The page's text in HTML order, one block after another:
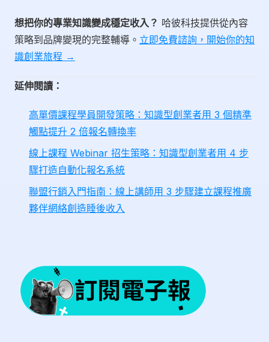
想把你的專業知識變成穩定收入？ 哈彼科技提供從內容
策略到品牌變現的完整輔導。 立即免費諮詢，開始你的知
識創業旅程 →
延伸閱讀：
高單價課程學員開發策略：知識型創業者用 3 個精準
觸點提升 2 倍報名轉換率
線上課程 Webinar 招生策略：知識型創業者用 4 步
驟打造自動化報名系統
聯盟行銷入門指南：線上講師用 3 步驟建立課程推廣
夥伴網絡創造睡後收入